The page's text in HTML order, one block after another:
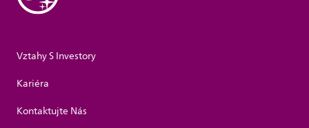
Vztahy S Investory
Kariéra
Kontaktujte Nás